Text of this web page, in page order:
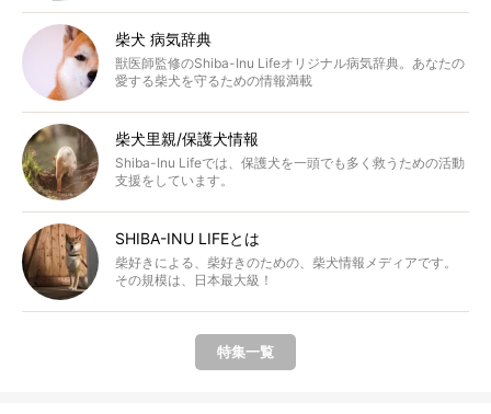
柴犬 病気辞典
獣医師監修のShiba-Inu Lifeオリジナル病気辞典。あなたの
愛する柴犬を守るための情報満載
柴犬里親/保護犬情報
Shiba-Inu Lifeでは、保護犬を一頭でも多く救うための活動
支援をしています。
SHIBA-INU LIFEとは
柴好きによる、柴好きのための、柴犬情報メディアです。
その規模は、日本最大級！
特集一覧